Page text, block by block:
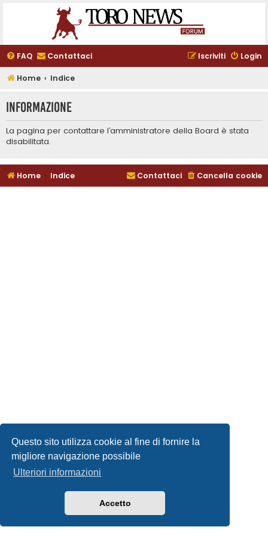
Questo sito utilizza cookie al fine di fornire la
migliore navigazione possibile
Ulteriori informazioni
Accetto
FAQ Contattaci Login
Iscriviti
Home Indice
Informazione
La pagina per contattare l’amministratore della Board è stata
disabilitata.
Home Indice Cancella cookie
Contattaci